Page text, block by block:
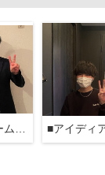
■アイディアルホーム大森本店■